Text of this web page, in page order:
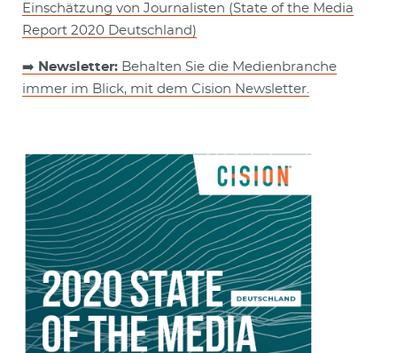
Einschätzung von Journalisten (State of the Media
Report 2020 Deutschland)
➡️ Newsletter: Behalten Sie die Medienbranche
immer im Blick, mit dem Cision Newsletter.